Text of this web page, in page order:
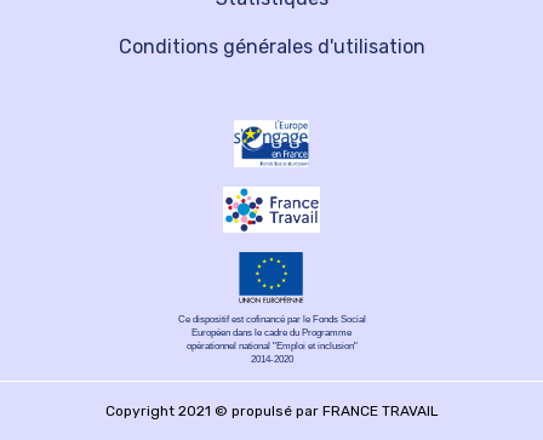
Conditions générales d'utilisation
Ce dispositif est cofinancé par le Fonds Social
Européen dans le cadre du Programme
opérationnel national "Emploi et inclusion"
2014-2020
Copyright 2021 © propulsé par FRANCE TRAVAIL